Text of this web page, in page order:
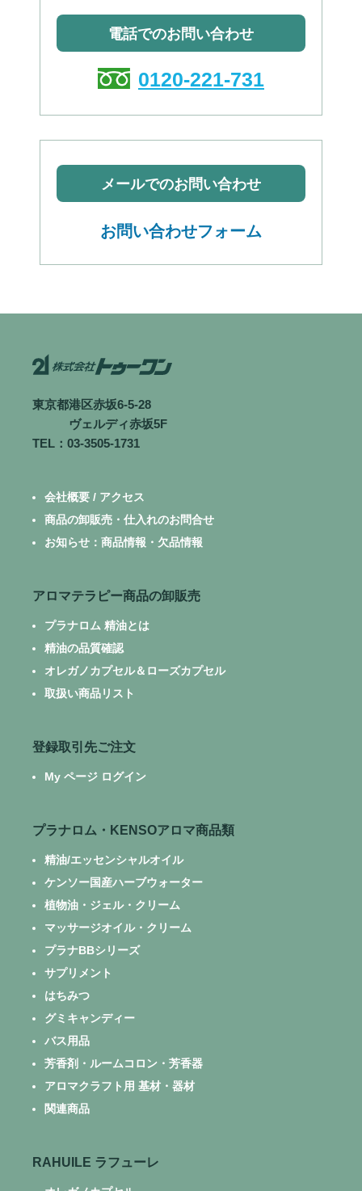
電話でのお問い合わせ
0120-221-731
メールでのお問い合わせ
お問い合わせフォーム
東京都港区赤坂6-5-28
ヴェルディ赤坂5F
TEL：03-3505-1731
会社概要 / アクセス
商品の卸販売・仕入れのお問合せ
お知らせ：商品情報・欠品情報
アロマテラピー商品の卸販売
プラナロム 精油とは
精油の品質確認
オレガノカプセル＆ローズカプセル
取扱い商品リスト
登録取引先ご注文
My ページ ログイン
プラナロム・KENSOアロマ商品類
精油/エッセンシャルオイル
ケンソー国産ハーブウォーター
植物油・ジェル・クリーム
マッサージオイル・クリーム
プラナBBシリーズ
サプリメント
はちみつ
グミキャンディー
バス用品
芳香剤・ルームコロン・芳香器
アロマクラフト用 基材・器材
関連商品
RAHUILE ラフューレ